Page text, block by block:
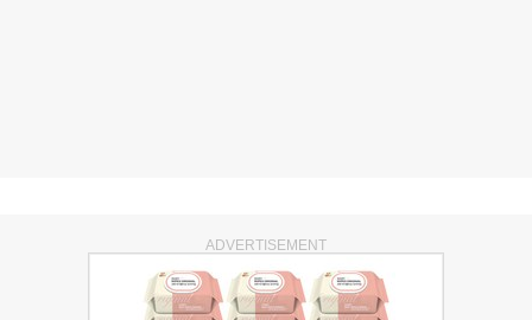
ADVERTISEMENT